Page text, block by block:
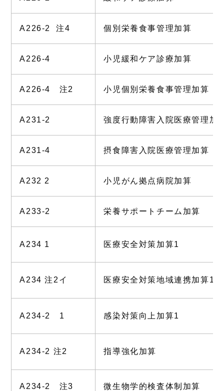
A226-2 注4 個別栄養食事管理加算
A226-4 小児緩和ケア診療加算
A226-4 注2 小児個別栄養食事管理加算
A231-2 強度行動障害入院医療管理
A231-4 摂食障害入院医療管理加算
A232 2 小児がん拠点病院加算
A233-2 栄養サポートチーム加算
A234 1 医療安全対策加算1
A234 注2イ 医療安全対策地域連携加算1
A234-2 1 感染対策向上加算1
A234-2 注2 指導強化加算
A234-2 注3 微生物学的検査体制加算